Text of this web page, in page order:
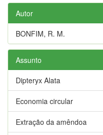
Autor
BONFIM, R. M.
Assunto
Dipteryx Alata
Economia circular
Extração da amêndoa